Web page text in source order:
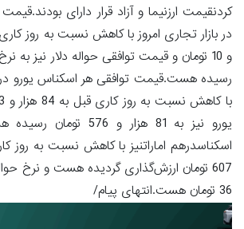
کردنقیمت ارزنیما و آزاد قرار دارای
رسیده هست.قیمت توافقی هر اسکناس یورو در
یورو نیز به 81 هزار و
36 تومان هست.انتهای پیام/